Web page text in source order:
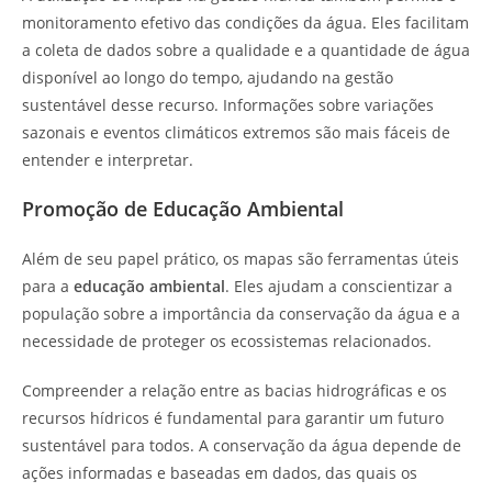
monitoramento efetivo das condições da água. Eles facilitam
a coleta de dados sobre a qualidade e a quantidade de água
disponível ao longo do tempo, ajudando na gestão
sustentável desse recurso. Informações sobre variações
sazonais e eventos climáticos extremos são mais fáceis de
entender e interpretar.
Promoção de Educação Ambiental
Além de seu papel prático, os mapas são ferramentas úteis
para a educação ambiental. Eles ajudam a conscientizar a
população sobre a importância da conservação da água e a
necessidade de proteger os ecossistemas relacionados.
Compreender a relação entre as bacias hidrográficas e os
recursos hídricos é fundamental para garantir um futuro
sustentável para todos. A conservação da água depende de
ações informadas e baseadas em dados, das quais os